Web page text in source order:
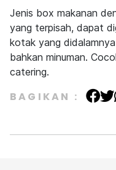
Jenis box makanan
yang terpisah, dapat
kotak yang
bahkan minuman.
catering.
BAGIKAN :